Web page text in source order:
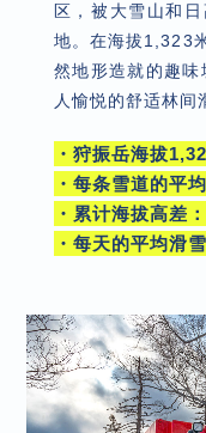
区，被大雪山和
地。在海拔1,323
然地形造就的趣
人愉悦的舒适林间
・狩振岳海拔
・每条雪道的平
・累计海拔高差
・每天的平均滑